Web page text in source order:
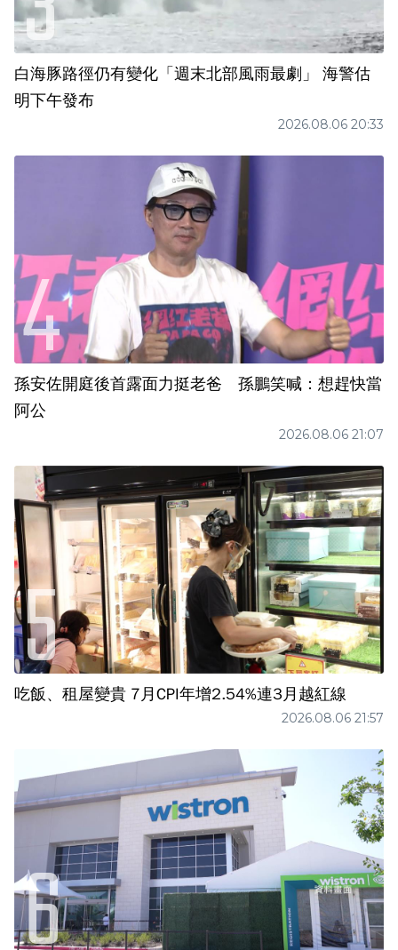
白海豚路徑仍有變化「週末北部風雨最劇」 海警估
明下午發布
2026.08.06 20:33
孫安佐開庭後首露面力挺老爸 孫鵬笑喊：想趕快當
阿公
2026.08.06 21:07
吃飯、租屋變貴 7月CPI年增2.54%連3月越紅線
2026.08.06 21:57